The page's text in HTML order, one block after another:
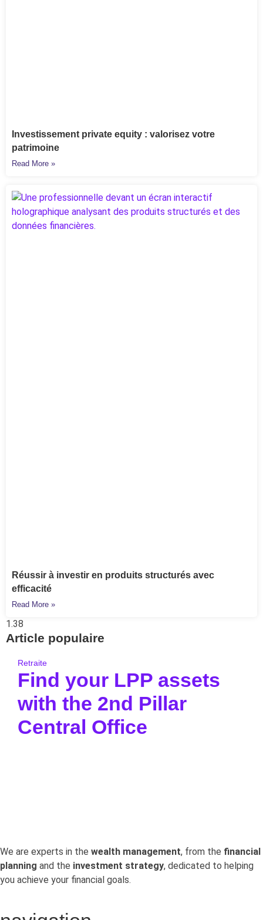
Investissement private equity : valorisez votre
patrimoine
Read More »
Réussir à investir en produits structurés avec
efficacité
Read More »
Article populaire
Retraite
Find your LPP assets
with the 2nd Pillar
Central Office
We are experts in the wealth management, from the financial
planning and the investment strategy, dedicated to helping
you achieve your financial goals.